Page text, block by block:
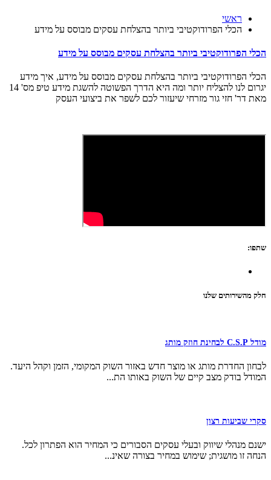
ראשי
הכלי הפרודוקטיבי ביותר בהצלחת עסקים מבוסס על מידע
הכלי הפרודוקטיבי ביותר בהצלחת עסקים מבוסס על מידע
הכלי הפרודוקטיבי ביותר בהצלחת עסקים מבוסס על מידע, איך מידע
יגרום לנו להצליח יותר ומה היא הדרך הפשוטה להשגת מידע טיפ מס' 14
מאת דר' חזי גור מזרחי שיעזור לכם לשפר את ביצועי העסק
שתפו:
חלק מהשירותים שלנו
מודל C.S.P לבחינת חוזק מותג
לבחון החדרת מותג או מוצר חדש באזור השוק המקומי, הזמן וקהל היעד.
המודל בודק מצב קיים של השוק באותו הת...
סקרי שביעות רצון
ישנם מנהלי שיווק ובעלי עסקים הסבורים כי המחיר הוא הפתרון לכל.
הנחה זו מושגית; שימוש במחיר בצורה שאינ...